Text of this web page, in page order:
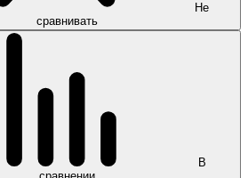
Не
сравнивать
В